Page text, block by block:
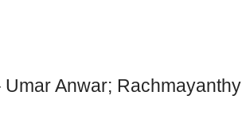
Anwar; Rachmayanthy